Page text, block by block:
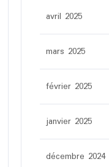
avril 2025
mars 2025
février 2025
janvier 2025
décembre 2024